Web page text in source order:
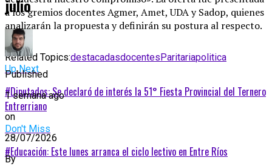
a los gremios docentes Agmer, Amet, UDA y Sadop, quienes
analizarán la propuesta y definirán su postura al respecto.
Related Topics:destacadasdocentesParitariapolitica
Up Next
#Diputados: Se declaró de interés la 51° Fiesta Provincial del Ternero
Entrerriano
Don't Miss
#Educación: Este lunes arranca el ciclo lectivo en Entre Ríos
julio
Published
1 semana ago
on
28/07/2026
By